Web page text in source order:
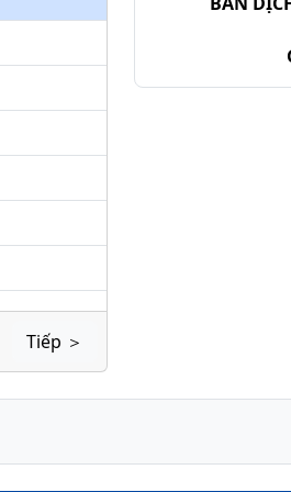
keys
volume.
Tiếp ＞